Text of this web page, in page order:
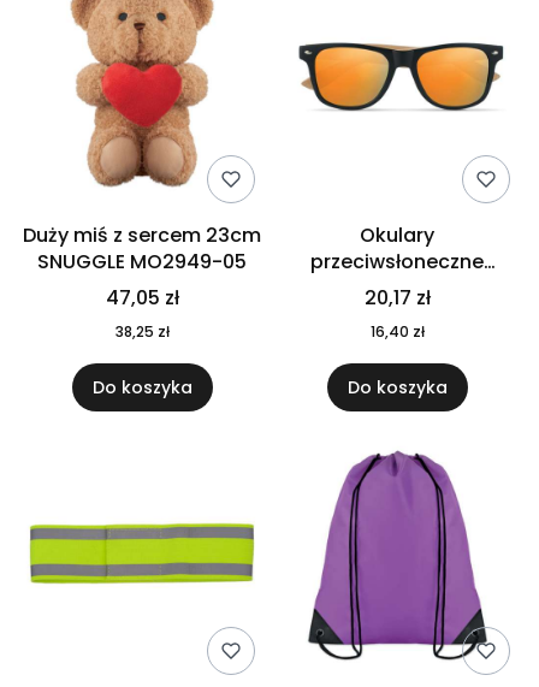
Duży miś z sercem 23cm
SNUGGLE MO2949-05
47,05 zł
38,25 zł
Do koszyka
Okulary
przeciwsłoneczne
CALIFORNIA TOUCH
MO9617-10
20,17 zł
16,40 zł
Do koszyka